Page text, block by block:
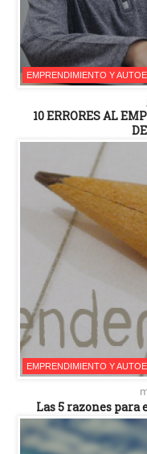
EMPRENDIMIENTO Y
10 ERRORES AL
EMPRENDIMIENTO Y
Las 5 razones para